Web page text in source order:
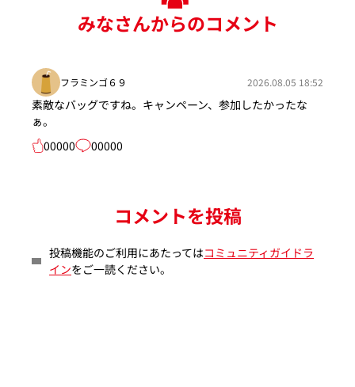
みなさんからのコメント
フラミンゴ６９ 2026.08.05 18:52
素敵なバッグですね。キャンペーン、参加したかったな
ぁ。
00000
00000
コメントを投稿
投稿機能のご利用にあたってはコミュニティガイドラ
インをご一読ください。